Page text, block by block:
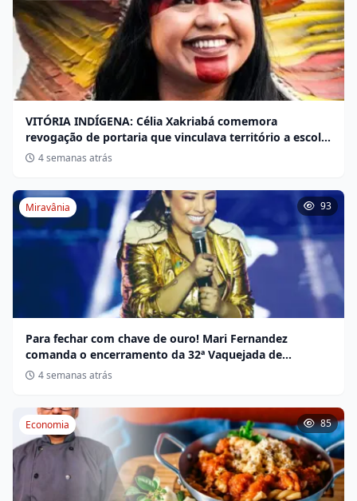
VITÓRIA INDÍGENA: Célia Xakriabá comemora
revogação de portaria que vinculava território a escola
não indígena
4 semanas atrás
Miravânia 93
Para fechar com chave de ouro! Mari Fernandez
comanda o encerramento da 32ª Vaquejada de
Miravânia hoje
4 semanas atrás
Economia 85